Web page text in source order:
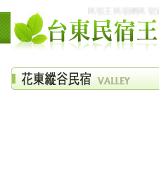
民宿王民宿網民宿